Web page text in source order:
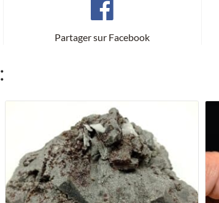
Partager sur Facebook